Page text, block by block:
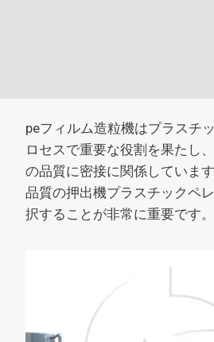
peフィルム造粒機はプラスチ
ロセスで重要な役割を果たし
の品質に密接に関係していま
品質の押出機プラスチックペ
択することが非常に重要です。